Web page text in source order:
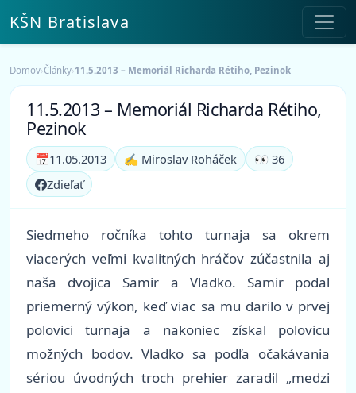
KŠN Bratislava
Domov›Články›11.5.2013 – Memoriál Richarda Rétiho, Pezinok
11.5.2013 – Memoriál Richarda Rétiho,
Pezinok
📅11.05.2013 ✍️ Miroslav Roháček
👀 36
Zdieľať
Siedmeho ročníka tohto turnaja sa okrem
viacerých veľmi kvalitných hráčov zúčastnila aj
naša dvojica Samir a Vladko. Samir podal
priemerný výkon, keď viac sa mu darilo v prvej
polovici turnaja a nakoniec získal polovicu
možných bodov. Vladko sa podľa očakávania
sériou úvodných troch prehier zaradil „medzi